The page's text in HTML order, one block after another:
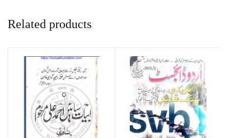
Related products